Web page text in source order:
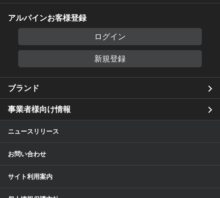
アルパインお客様登録
ログイン
新規登録
ブランド
事業者様向け情報
ニュースリリース
お問い合わせ
サイト利用案内